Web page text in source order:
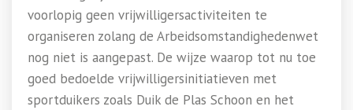
voorlopig geen vrijwilligersactiviteiten te
organiseren zolang de Arbeidsomstandighedenwet
nog niet is aangepast. De wijze waarop tot nu toe
goed bedoelde vrijwilligersinitiatieven met
sportduikers zoals Duik de Plas Schoon en het